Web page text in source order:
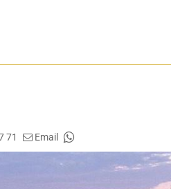
71 Email